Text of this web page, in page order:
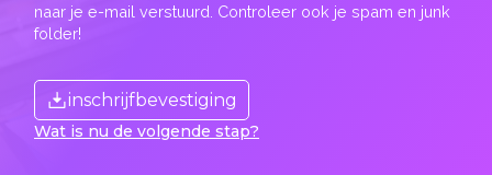
naar je e-mail verstuurd. Controleer ook je spam en junk
folder!
inschrijfbevestiging
Wat is nu de volgende stap?